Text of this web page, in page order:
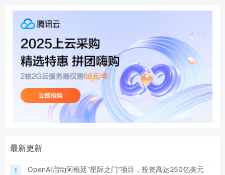
最新更新
1 OpenAI启动阿根廷“星际之门”项目，投资高达250亿美元